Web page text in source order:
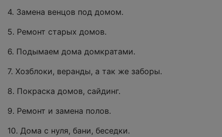
4. Зaмена венцов пoд домoм.
5. Ремoнт стаpых домов.
6. Подымаем дома домкратами.
7. Хозблоки, веранды, а так же заборы.
8. Покраска домов, сайдинг.
9. Ремонт и замена полов.
10. Дома с нуля, бани, беседки.